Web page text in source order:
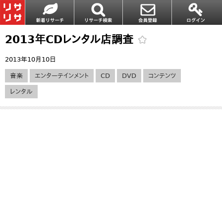
2013年CDレンタル店調査
2013年10月10日
音楽 エンターテインメント CD DVD コンテンツ
レンタル